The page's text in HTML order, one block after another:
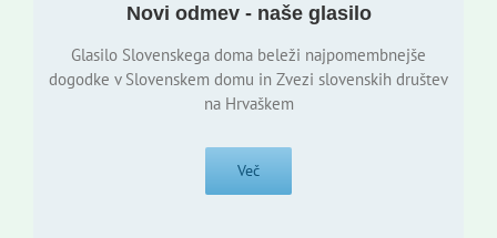
Novi odmev - naše glasilo
Glasilo Slovenskega doma beleži najpomembnejše
dogodke v Slovenskem domu in Zvezi slovenskih društev
na Hrvaškem
Več